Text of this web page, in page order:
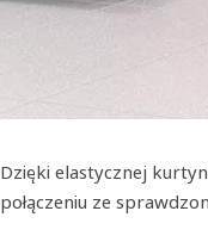
Dzięki elastycznej
połączeniu ze